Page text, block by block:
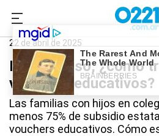
0221.com.ar
Vouchers
22 de abril de 2025
Paso a paso, ¿cómo
vouchers educativos?
Las familias con hijos en
menos 75% de subsidio
vouchers educativos. Cómo